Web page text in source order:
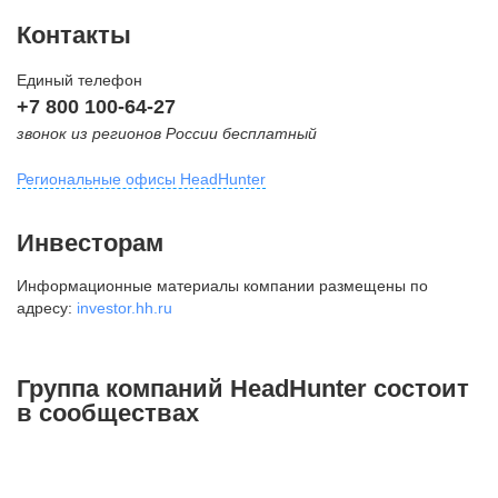
Контакты
Единый телефон
+7 800 100-64-27
звонок из регионов России бесплатный
Региональные офисы HeadHunter
внутригородская территория
Муниципальный округ Тверской,
2-я Брестская ул., д. 48,
+7 495 980-64-27
Инвесторам
Информационные материалы компании размещены по
адресу: investor.hh.ru
Группа компаний HeadHunter состоит
в сообществах